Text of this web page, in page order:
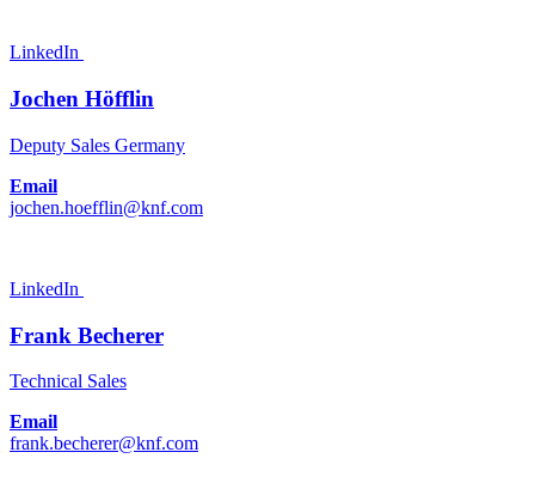
LinkedIn
Jochen Höfflin
Deputy Sales Germany
Email
jochen.hoefflin@knf.com
LinkedIn
Frank Becherer
Technical Sales
Email
frank.becherer@knf.com